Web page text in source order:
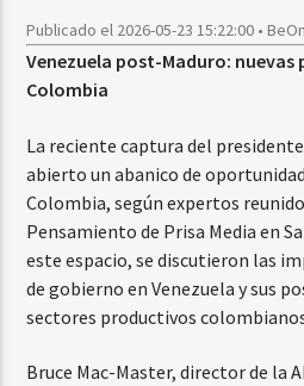
Publicado el 2026-05-23 15:22:00 •
Venezuela post-Maduro: nuevas
Colombia
La reciente captura del
abierto un abanico de
Colombia, según expertos
Pensamiento de Prisa Media en
este espacio, se discutieron las
de gobierno en Venezuela y sus
sectores productivos
Bruce Mac-Master, director de la